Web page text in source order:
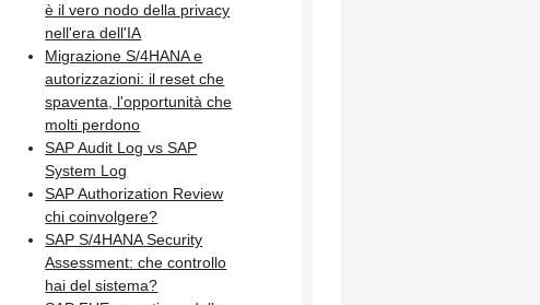
è il vero nodo della privacy
nell'era dell'IA
Migrazione S/4HANA e
autorizzazioni: il reset che
spaventa, l'opportunità che
molti perdono
SAP Audit Log vs SAP
System Log
SAP Authorization Review
chi coinvolgere?
SAP S/4HANA Security
Assessment: che controllo
hai del sistema?